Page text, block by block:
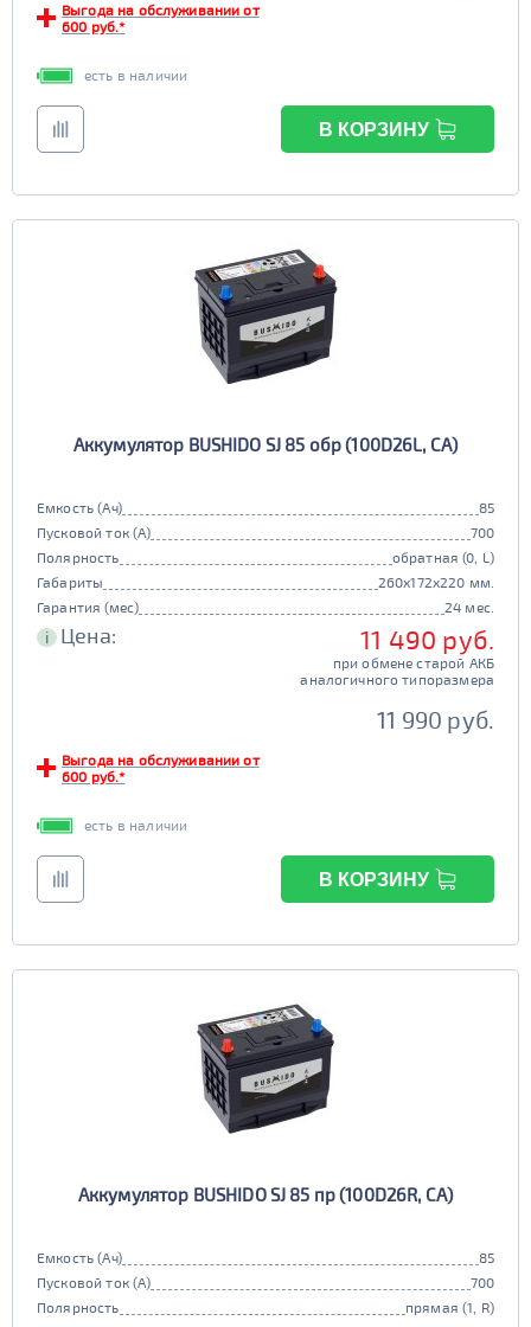
Выгода на обслуживании от
600 руб.*
есть в наличии
В КОРЗИНУ
Аккумулятор BUSHIDO SJ 85 обр (100D26L, CA)
Емкость (Ач)
85
Пусковой ток (А)
700
Полярность
обратная (0, L)
Габариты
260x172x220 мм.
Гарантия (мес)
24 мес.
i Цена: 11 490 руб.
при обмене старой АКБ
аналогичного типоразмера
11 990 руб.
Выгода на обслуживании от
600 руб.*
есть в наличии
В КОРЗИНУ
Аккумулятор BUSHIDO SJ 85 пр (100D26R, CA)
Емкость (Ач)
85
Пусковой ток (А)
700
Полярность
прямая (1, R)